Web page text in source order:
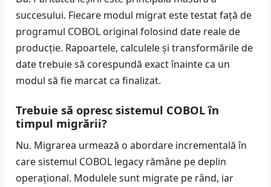
succesului. Fiecare modul migrat este testat față de
programul COBOL original folosind date reale de
producție. Rapoartele, calculele și transformările de
date trebuie să corespundă exact înainte ca un
modul să fie marcat ca finalizat.
Trebuie să opresc sistemul COBOL în
timpul migrării?
Nu. Migrarea urmează o abordare incrementală în
care sistemul COBOL legacy rămâne pe deplin
operațional. Modulele sunt migrate pe rând, iar